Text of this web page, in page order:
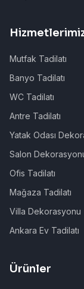
Mutfak Tadilatı
Banyo Tadilatı
WC Tadilatı
Antre Tadilatı
Yatak Odası
Salon
Ofis Tadilatı
Mağaza Tadilatı
Villa Dekorasyonu
Ankara Ev Tadilatı
Ürünler